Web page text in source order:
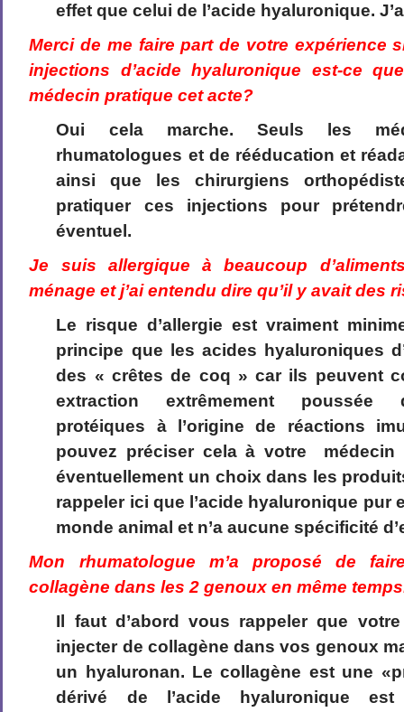
effet que celui de l’acide hyaluronique.
Merci de me faire part de votre expérience
injections d’acide hyaluronique est-ce
médecin pratique cet acte?
Oui cela marche. Seuls les
rhumatologues et de rééducation et
ainsi que les chirurgiens
pratiquer ces injections pour
éventuel.
Je suis allergique à beaucoup
ménage et j’ai entendu dire qu’il y avait des
Le risque d’allergie est vraiment
principe que les acides hyaluroniques
des « crêtes de coq » car ils peuvent
extraction extrêmement poussée
protéiques à l’origine de réactions
pouvez préciser cela à votre médecin
éventuellement un choix dans les
rappeler ici que l’acide hyaluronique pur
monde animal et n’a aucune spécificité
Mon rhumatologue m’a proposé de
collagène dans les 2 genoux en même
Il faut d’abord vous rappeler que
injecter de collagène dans vos genoux
un hyaluronan. Le collagène est une
dérivé de l’acide hyaluronique